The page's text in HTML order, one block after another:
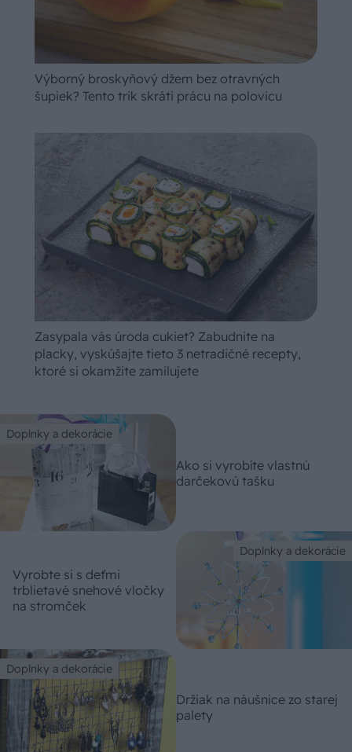
Výborný broskyňový džem bez otravných
šupiek? Tento trik skráti prácu na polovicu
Zasypala vás úroda cukiet? Zabudnite na
placky, vyskúšajte tieto 3 netradičné recepty,
ktoré si okamžite zamilujete
Doplnky a dekorácie
Ako si vyrobíte vlastnú
darčekovú tašku
Doplnky a dekorácie
Vyrobte si s deťmi
trblietavé snehové vločky
na stromček
Doplnky a dekorácie
Držiak na náušnice zo starej
palety